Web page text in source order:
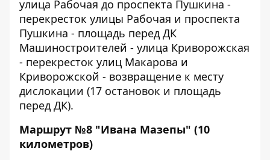
улица Рабочая до проспекта Пушкина -
перекресток улицы Рабочая и проспекта
Пушкина - площадь перед ДК
Машиностроителей - улица Криворожская
- перекресток улиц Макарова и
Криворожской - возвращение к месту
дислокации (17 остановок и площадь
перед ДК).
Маршрут №8 "Ивана Мазепы" (10
километров)